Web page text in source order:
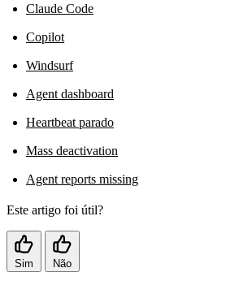
Claude Code
Copilot
Windsurf
Agent dashboard
Heartbeat parado
Mass deactivation
Agent reports missing
Este artigo foi útil?
Sim Não